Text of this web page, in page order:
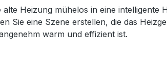
Heizung mühelos in eine
Sie eine Szene erstellen, die das
warm und effizient ist.